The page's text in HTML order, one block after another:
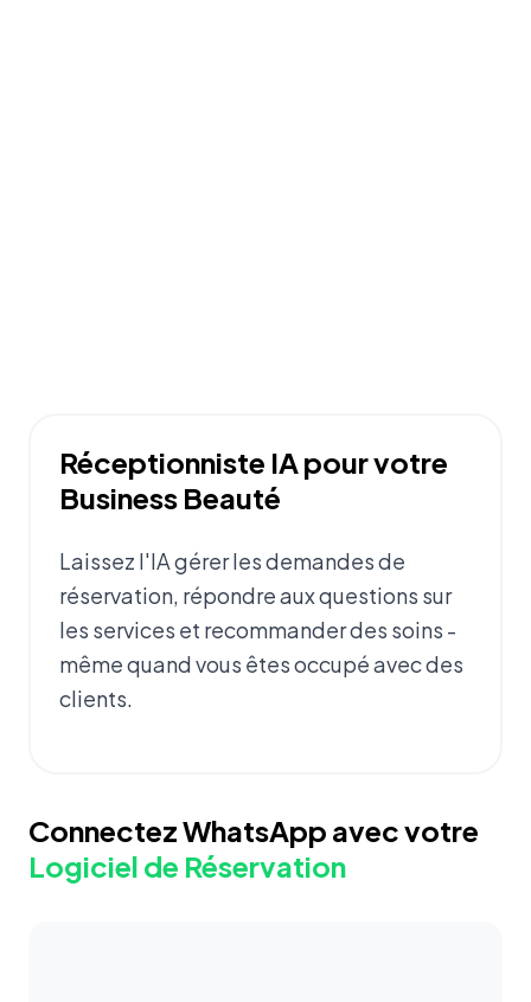
Réceptionniste IA pour votre
Business Beauté
Laissez l'IA gérer les demandes de
réservation, répondre aux questions sur
les services et recommander des soins -
même quand vous êtes occupé avec des
clients.
Connectez WhatsApp avec votre
Logiciel de Réservation